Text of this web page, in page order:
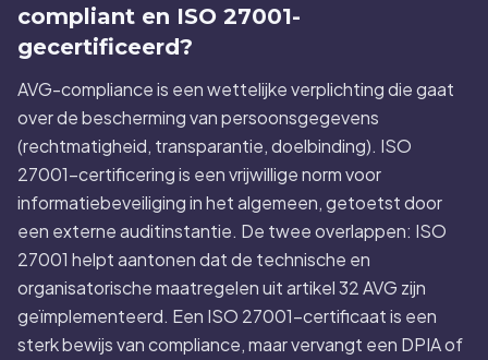
compliant en ISO 27001-
gecertificeerd?
AVG-compliance is een wettelijke verplichting die gaat
over de bescherming van persoonsgegevens
(rechtmatigheid, transparantie, doelbinding). ISO
27001-certificering is een vrijwillige norm voor
informatiebeveiliging in het algemeen, getoetst door
een externe auditinstantie. De twee overlappen: ISO
27001 helpt aantonen dat de technische en
organisatorische maatregelen uit artikel 32 AVG zijn
geïmplementeerd. Een ISO 27001-certificaat is een
sterk bewijs van compliance, maar vervangt een DPIA of